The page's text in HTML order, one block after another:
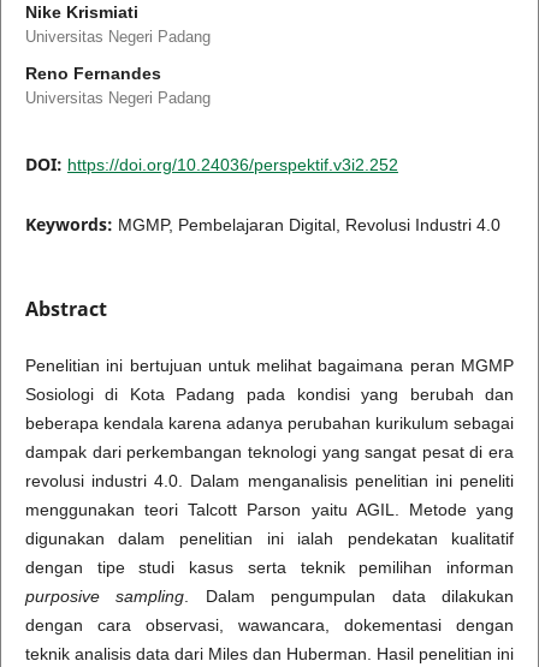
Nike Krismiati
Universitas Negeri Padang
Reno Fernandes
Universitas Negeri Padang
DOI: https://doi.org/10.24036/perspektif.v3i2.252
Keywords: MGMP, Pembelajaran Digital, Revolusi Industri 4.0
Abstract
Penelitian ini bertujuan untuk melihat bagaimana peran MGMP
Sosiologi di Kota Padang pada kondisi yang berubah dan
beberapa kendala karena adanya perubahan kurikulum sebagai
dampak dari perkembangan teknologi yang sangat pesat di era
revolusi industri 4.0. Dalam menganalisis penelitian ini peneliti
menggunakan teori Talcott Parson yaitu AGIL. Metode yang
digunakan dalam penelitian ini ialah pendekatan kualitatif
dengan tipe studi kasus serta teknik pemilihan informan
purposive sampling . Dalam pengumpulan data dilakukan
dengan cara observasi, wawancara, dokementasi dengan
teknik analisis data dari Miles dan Huberman. Hasil penelitian ini